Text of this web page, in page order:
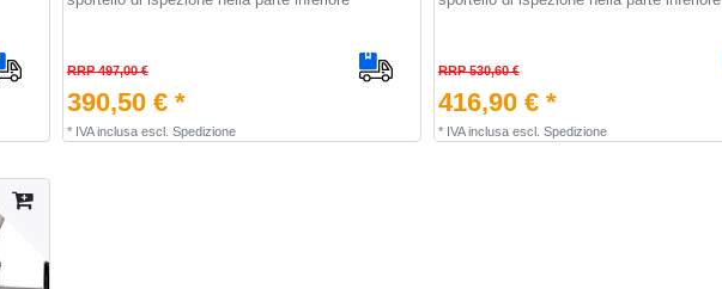
RRP 497,00 €
390,50 € *
* IVA inclusaescl. Spedizione
RRP 530,60 €
416,90 € *
* IVA inclusaescl. Spedizione